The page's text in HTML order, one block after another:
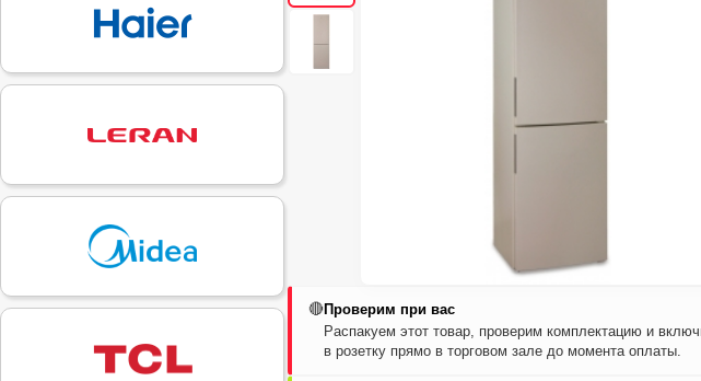
🔴Проверим при вас
Распакуем этот товар, проверим комплектацию и
в розетку прямо в торговом зале до момента оплаты.